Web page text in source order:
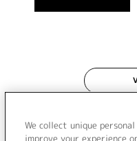
We collect unique
improve your experience